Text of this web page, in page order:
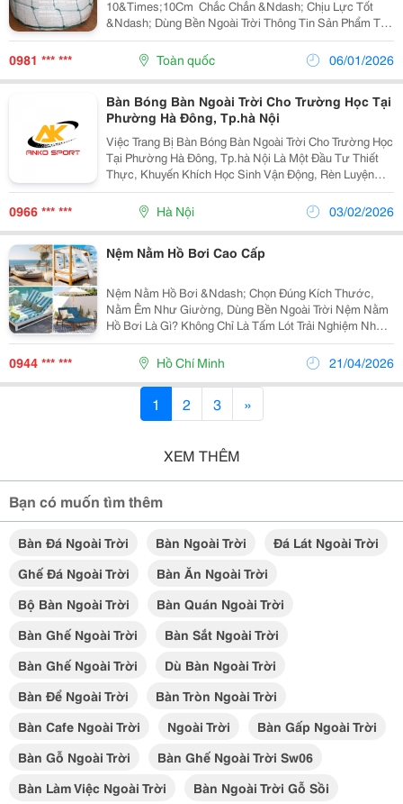
10&Times;10Cm ️ Chắc Chắn &Ndash; Chịu Lực Tốt
&Ndash; Dùng Bền Ngoài Trời Thông Tin Sản Phẩm Tên
Sản Phẩm: Lưới Bảo Vệ Hàng Hóa / Lưới Chắn Hàng
Chất Liệu: Sợi Pe (Polyethylene) Cao Cấp Kích Thước Ô
Lưới:...
0981 *** *** Toàn quốc 06/01/2026
Bàn Bóng Bàn Ngoài Trời Cho Trường Học Tại
Phường Hà Đông, Tp.hà Nội
Việc Trang Bị Bàn Bóng Bàn Ngoài Trời Cho Trường Học
Tại Phường Hà Đông, Tp.hà Nội Là Một Đầu Tư Thiết
Thực, Khuyến Khích Học Sinh Vận Động, Rèn Luyện
Sức Khỏe Và Phát Triển Kỹ Năng. Tuy Nhiên, Lựa Chọn
Một Sản Phẩm Bàn Bóng Bàn Ngoài Trời Đạt Chuẩn,...
0966 *** *** Hà Nội 03/02/2026
Nệm Nằm Hồ Bơi Cao Cấp
Nệm Nằm Hồ Bơi &Ndash; Chọn Đúng Kích Thước,
Nằm Êm Như Giường, Dùng Bền Ngoài Trời Nệm Nằm
Hồ Bơi Là Gì? Không Chỉ Là Tấm Lót Trải Nghiệm Như
Giường Nằm Nệm Nằm Hồ Bơi Là Loại Đệm Thiết Kế
Chuyên Cho Tư Thế Nằm Dài, Giúp Thư Giãn Tối...
0944 *** *** Hồ Chí Minh 21/04/2026
1 2 3 »
XEM THÊM
Bạn có muốn tìm thêm
Bàn Đá Ngoài Trời Bàn Ngoài Trời
Đá Lát Ngoài Trời
Ghế Đá Ngoài Trời
Bàn Ăn Ngoài Trời
Bộ Bàn Ngoài Trời
Bàn Quán Ngoài Trời
Bàn Ghế Ngoài Trời
Bàn Sắt Ngoài Trời
Bàn Ghế Ngoài Trời
Dù Bàn Ngoài Trời
Bàn Để Ngoài Trời
Bàn Tròn Ngoài Trời
Bàn Cafe Ngoài Trời
Ngoài Trời
Bàn Gấp Ngoài Trời
Bàn Gỗ Ngoài Trời
Bàn Ghế Ngoài Trời Sw06
Bàn Làm Việc Ngoài Trời
Bàn Ngoài Trời Gỗ Sồi